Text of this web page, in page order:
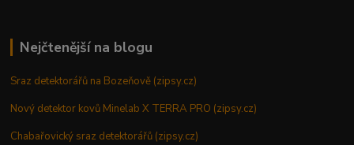
Nejčtenější na blogu
Sraz detektorářů na Bozeňově (zipsy.cz)
Nový detektor kovů Minelab X TERRA PRO (zipsy.cz)
Chabařovický sraz detektorářů (zipsy.cz)